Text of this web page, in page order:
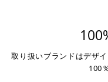
取り扱いブランドはデザ
100